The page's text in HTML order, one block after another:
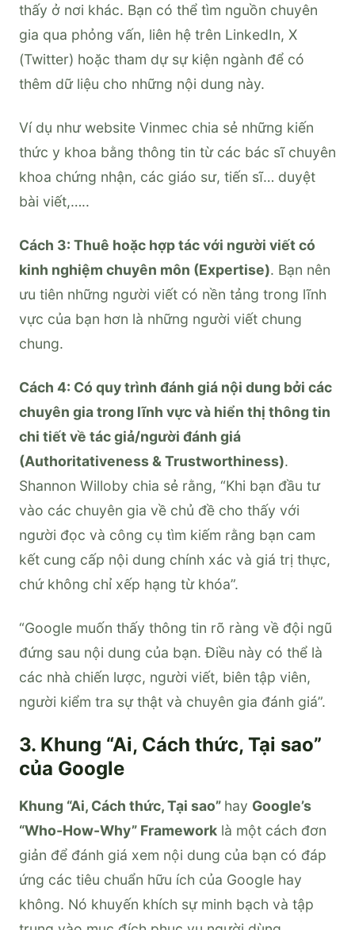
thấy ở nơi khác. Bạn có thể tìm nguồn chuyên
gia qua phỏng vấn, liên hệ trên LinkedIn, X
(Twitter) hoặc tham dự sự kiện ngành để có
thêm dữ liệu cho những nội dung này.
Ví dụ như website Vinmec chia sẻ những kiến
thức y khoa bằng thông tin từ các bác sĩ chuyên
khoa chứng nhận, các giáo sư, tiến sĩ… duyệt
bài viết,…..
Cách 3: Thuê hoặc hợp tác với người viết có
kinh nghiệm chuyên môn (Expertise). Bạn nên
ưu tiên những người viết có nền tảng trong lĩnh
vực của bạn hơn là những người viết chung
chung.
Cách 4: Có quy trình đánh giá nội dung bởi các
chuyên gia trong lĩnh vực và hiển thị thông tin
chi tiết về tác giả/người đánh giá
(Authoritativeness & Trustworthiness).
Shannon Willoby chia sẻ rằng, “Khi bạn đầu tư
vào các chuyên gia về chủ đề cho thấy với
người đọc và công cụ tìm kiếm rằng bạn cam
kết cung cấp nội dung chính xác và giá trị thực,
chứ không chỉ xếp hạng từ khóa”.
“Google muốn thấy thông tin rõ ràng về đội ngũ
đứng sau nội dung của bạn. Điều này có thể là
các nhà chiến lược, người viết, biên tập viên,
người kiểm tra sự thật và chuyên gia đánh giá”.
3. Khung “Ai, Cách thức, Tại sao”
của Google
Khung “Ai, Cách thức, Tại sao” hay Google’s
“Who-How-Why” Framework là một cách đơn
giản để đánh giá xem nội dung của bạn có đáp
ứng các tiêu chuẩn hữu ích của Google hay
không. Nó khuyến khích sự minh bạch và tập